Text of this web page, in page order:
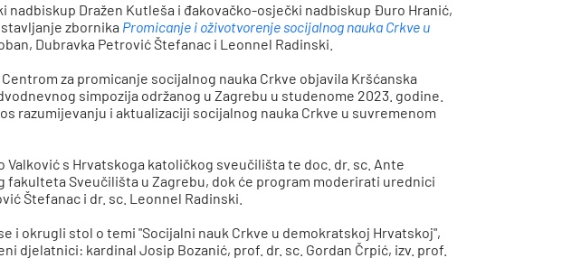
nadbiskup Dražen Kutleša i đakovačko-osječki nadbiskup Đuro Hranić,
zbornika Promicanje i oživotvorenje socijalnog nauka Crkve u
Dubravka Petrović Štefanac i Leonnel Radinski.
za promicanje socijalnog nauka Crkve objavila Kršćanska
simpozija održanog u Zagrebu u studenome 2023. godine.
razumijevanju i aktualizaciji socijalnog nauka Crkve u suvremenom
Valković s Hrvatskoga katoličkog sveučilišta te doc. dr. sc. Ante
fakulteta Sveučilišta u Zagrebu, dok će program moderirati urednici
Štefanac i dr. sc. Leonnel Radinski.
i okrugli stol o temi "Socijalni nauk Crkve u demokratskoj Hrvatskoj",
djelatnici: kardinal Josip Bozanić, prof. dr. sc. Gordan Črpić, izv. prof.